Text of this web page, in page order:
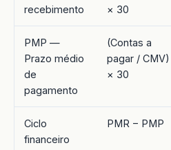
recebimento
× 30
PMP —
Prazo médio
de
pagamento
(Contas a
pagar / CMV)
× 30
Ciclo
financeiro
PMR − PMP